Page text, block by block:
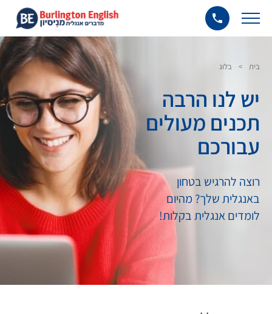
בית > בלוג
יש לנו הרבה
תכנים מעולים
עבורכם
רוצה להרגיש בטחון
באנגלית שלך? מהיום
לומדים אנגלית בקלות!